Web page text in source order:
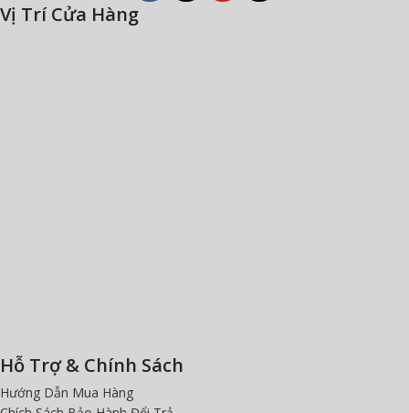
Vị Trí Cửa Hàng
Hỗ Trợ & Chính Sách
Hướng Dẫn Mua Hàng